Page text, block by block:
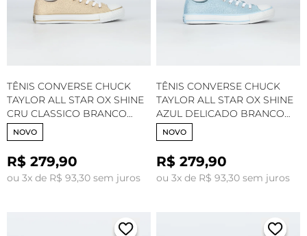
TÊNIS CONVERSE CHUCK
TAYLOR ALL STAR OX SHINE
CRU CLASSICO BRANCO
CK16290002
NOVO
R$ 279,90
ou 3x de R$ 93,30 sem juros
TÊNIS CONVERSE CHUCK
TAYLOR ALL STAR OX SHINE
AZUL DELICADO BRANCO
CK16290001
NOVO
R$ 279,90
ou 3x de R$ 93,30 sem juros